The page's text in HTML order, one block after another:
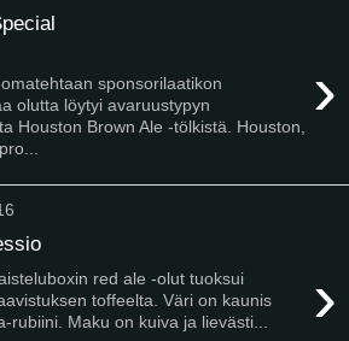
›
sponsorilaatikon
olutta löytyi avaruustypyn
Houston Brown Ale -tölkistä. Houston,
›
red ale -olut tuoksui
toffeelta. Väri on kaunis
rubiini. Maku on kuiva ja lievästi...